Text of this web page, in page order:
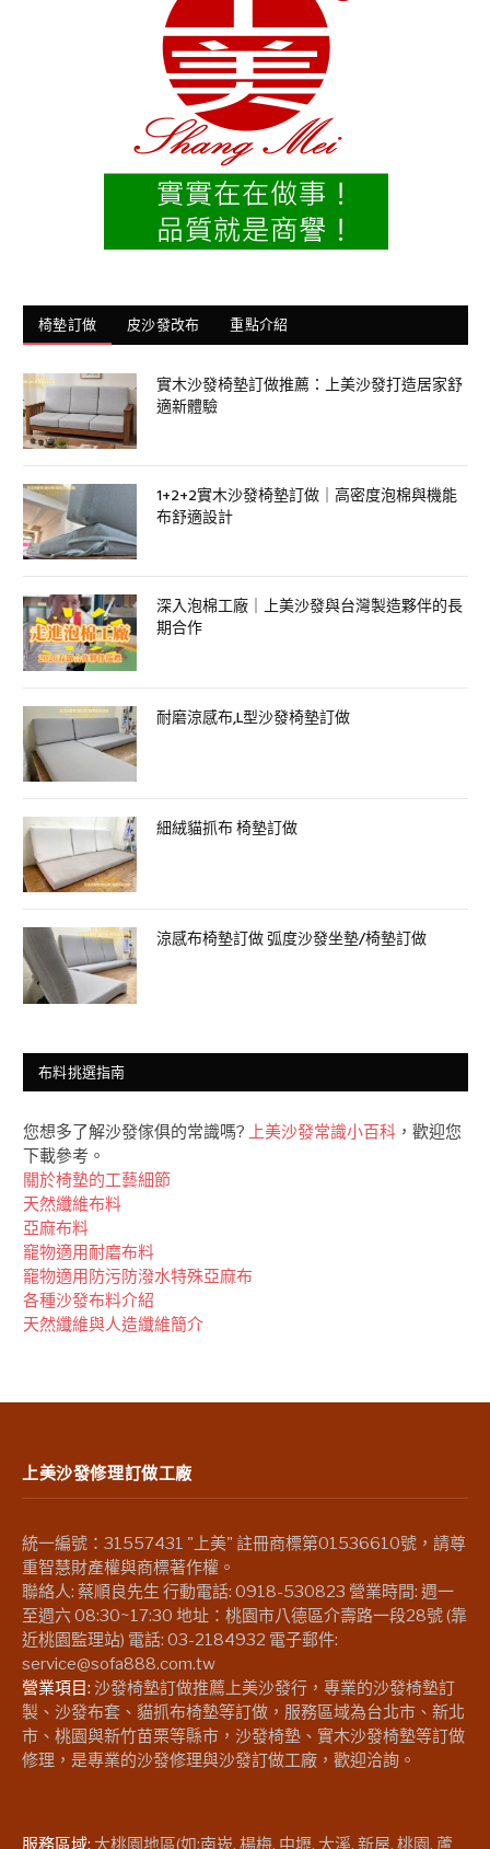
椅墊訂做 皮沙發改布 重點介紹
實木沙發椅墊訂做推薦：上美沙發打造居家舒
適新體驗
1+2+2實木沙發椅墊訂做｜高密度泡棉與機能
布舒適設計
深入泡棉工廠｜上美沙發與台灣製造夥伴的長
期合作
耐磨涼感布,L型沙發椅墊訂做
細絨貓抓布 椅墊訂做
涼感布椅墊訂做 弧度沙發坐墊/椅墊訂做
布料挑選指南
您想多了解沙發傢俱的常識嗎? 上美沙發常識小百科 ，歡迎您
下載參考。
關於椅墊的工藝細節
天然纖維布料
亞麻布料
竉物適用耐磨布料
竉物適用防污防潑水特殊亞麻布
各種沙發布料介紹
天然纖維與人造纖維簡介
上美沙發修理訂做工廠
統一編號：31557431 "上美" 註冊商標第01536610號，請尊
重智慧財產權與商標著作權。
聯絡人: 蔡順良先生 行動電話: 0918-530823 營業時間: 週一
至週六 08:30~17:30 地址：桃園市八德區介壽路一段28號 (靠
近桃園監理站) 電話: 03-2184932 電子郵件:
service@sofa888.com.tw
營業項目: 沙發椅墊訂做推薦上美沙發行，專業的沙發椅墊訂
製、沙發布套、貓抓布椅墊等訂做，服務區域為台北市、新北
市、桃園與新竹苗栗等縣市，沙發椅墊、實木沙發椅墊等訂做
修理，是專業的沙發修理與沙發訂做工廠，歡迎洽詢。
服務區域: 大桃園地區(如:南崁, 楊梅, 中壢, 大溪, 新屋, 桃園, 蘆